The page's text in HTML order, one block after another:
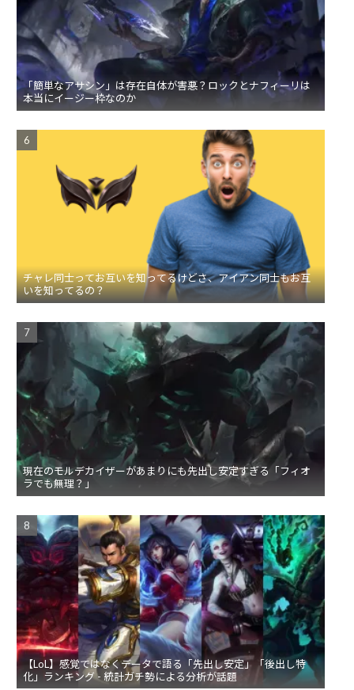
「簡単なアサシン」は存在自体が害悪？ロックとナフィーリは
本当にイージー枠なのか
チャレ同士ってお互いを知ってるけどさ、アイアン同士もお互
いを知ってるの？
現在のモルデカイザーがあまりにも先出し安定すぎる「フィオ
ラでも無理？」
【LoL】感覚ではなくデータで語る「先出し安定」「後出し特
化」ランキング - 統計ガチ勢による分析が話題